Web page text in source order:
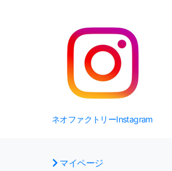
ネオファクトリーInstagram
マイページ